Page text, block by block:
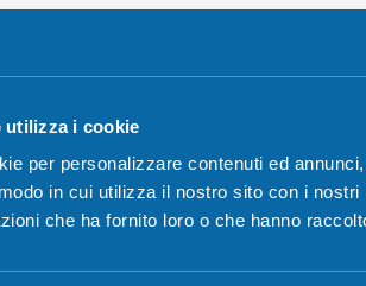
utilizza i cookie
per personalizzare contenuti ed
in cui utilizza il nostro sito con i
che ha fornito loro o che hanno